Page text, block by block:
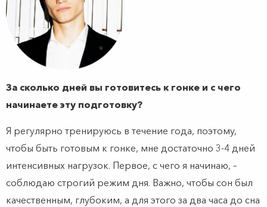
За сколько дней вы готовитесь к гонке и с чего
начинаете эту подготовку?
Я регулярно тренируюсь в течение года, поэтому,
чтобы быть готовым к гонке, мне достаточно 3-4 дней
интенсивных нагрузок. Первое, с чего я начинаю, –
соблюдаю строгий режим дня. Важно, чтобы сон был
качественным, глубоким, а для этого за два часа до сна